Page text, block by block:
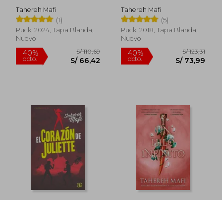
55%
dcto.
S/ 200,88
S/ 90,40
55%
dcto.
S/
S/
Tahereh Mafi
(1)
Puck, 2024, Tapa Blanda,
Nuevo
Tahereh Mafi
(5)
Puck, 2018, Tapa Blanda,
Nuevo